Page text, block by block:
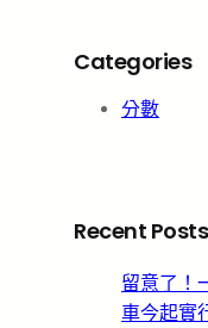
Categories
分數
Recent Posts
留意了！
車今起實